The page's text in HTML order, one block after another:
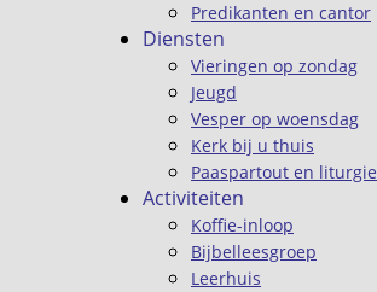
Predikanten en cantor
Diensten
Vieringen op zondag
Jeugd
Vesper op woensdag
Kerk bij u thuis
Paaspartout en liturgie
Activiteiten
Koffie-inloop
Bijbelleesgroep
Leerhuis